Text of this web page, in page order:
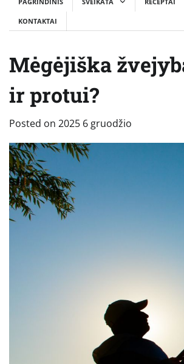
KONTAKTAI
Mėgėjiška
ir protui?
Posted on 2025 6 gruodžio